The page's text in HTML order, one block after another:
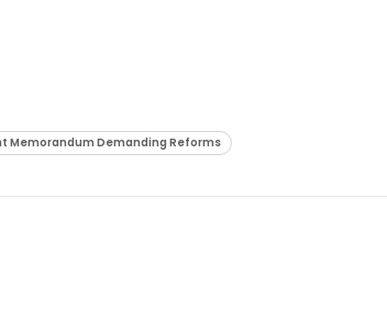
Memorandum Demanding Reforms